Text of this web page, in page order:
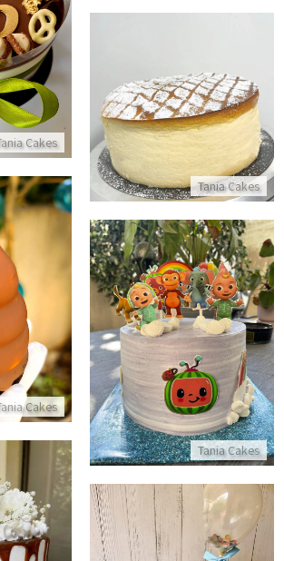
Cakes
עוגת מוס
Tania Cakes
עוגת גבינה ליום הולדת ללא סוכר
התקשר/י
Cakes
Tania Cakes
עוגת קוקמלון
התקשר/י
עוגת